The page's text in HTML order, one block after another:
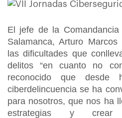
El jefe de la
Salamanca, Arturo
las dificultades que
delitos “en cuanto no
reconocido que desde
ciberdelincuencia se ha
para nosotros, que nos ha
estrategias y crear